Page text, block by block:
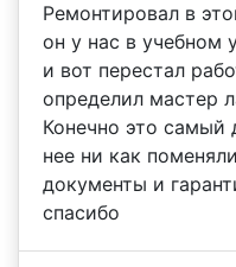
Ремонтировал в
он у нас в учебном
и вот перестал
определил мастер
Конечно это самый
нее ни как
документы и
спасибо